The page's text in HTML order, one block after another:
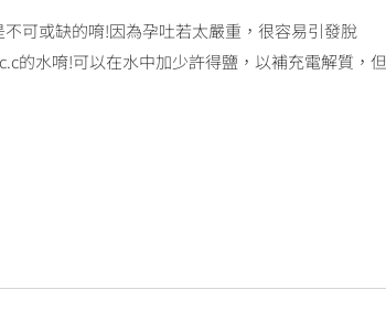
可或缺的唷!因為孕吐若太嚴重，很容易引發脫
的水唷!可以在水中加少許得鹽，以補充電解質，但